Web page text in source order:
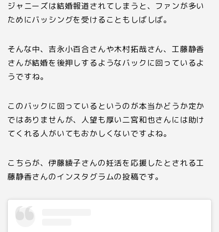
ジャニーズは結婚報道されてしまうと、ファンが多い
ためにバッシングを受けることもしばしば。
そんな中、吉永小百合さんや木村拓哉さん、工藤静香
さんが結婚を後押しするようなバックに回っているよ
うですね。
このバックに回っているというのが本当かどうか定か
ではありませんが、人望も厚い二宮和也さんには助け
てくれる人がいてもおかしくないですよね。
こちらが、伊藤綾子さんの妊活を応援したとされる工
藤静香さんのインスタグラムの投稿です。